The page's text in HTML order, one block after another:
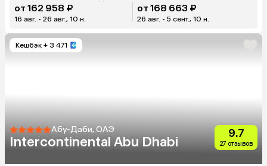
от 162 958 ₽
16 авг. - 26 авг., 10 н.
от 168 663 ₽
26 авг. - 5 сент., 10 н.
Кешбэк + 3 471
Абу-Даби, ОАЭ
Intercontinental Abu Dhabi
9.7
27 отзывов